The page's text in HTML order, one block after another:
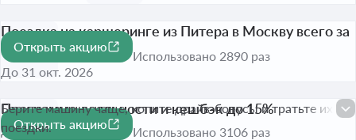
Поездка на каршеринге из Питера в Москву всего за
99 рублей
До 31 окт. 2026
Открыть акцию
Использовано 2890 раз
Программа лояльности и кешбэк до 15%
До 31 окт. 2026
Берите машину чаще, копите драйв-бонусы и тратьте их на
поездки.
Открыть акцию
Использовано 3106 раз